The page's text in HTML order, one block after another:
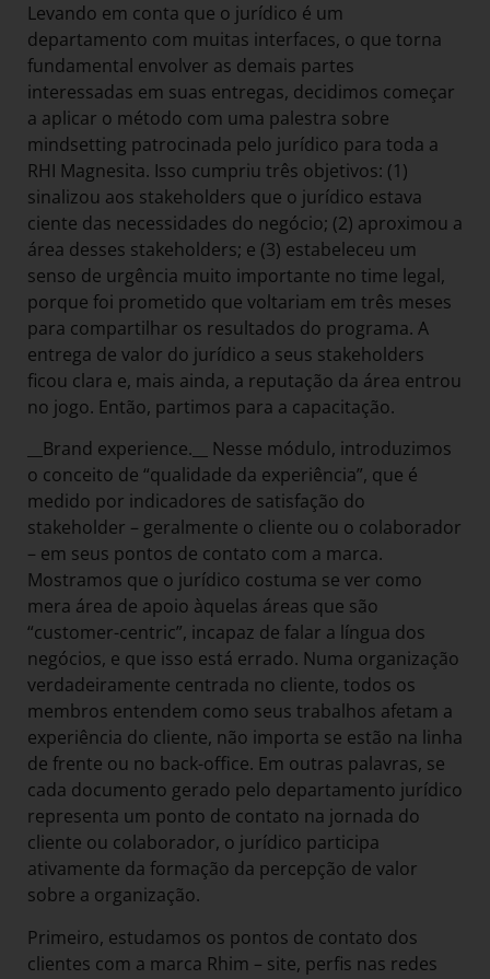
Levando em conta que o jurídico é um
departamento com muitas interfaces, o que torna
fundamental envolver as demais partes
interessadas em suas entregas, decidimos começar
a aplicar o método com uma palestra sobre
mindsetting patrocinada pelo jurídico para toda a
RHI Magnesita. Isso cumpriu três objetivos: (1)
sinalizou aos stakeholders que o jurídico estava
ciente das necessidades do negócio; (2) aproximou a
área desses stakeholders; e (3) estabeleceu um
senso de urgência muito importante no time legal,
porque foi prometido que voltariam em três meses
para compartilhar os resultados do programa. A
entrega de valor do jurídico a seus stakeholders
ficou clara e, mais ainda, a reputação da área entrou
no jogo. Então, partimos para a capacitação.
__Brand experience.__ Nesse módulo, introduzimos
o conceito de “qualidade da experiência”, que é
medido por indicadores de satisfação do
stakeholder – geralmente o cliente ou o colaborador
– em seus pontos de contato com a marca.
Mostramos que o jurídico costuma se ver como
mera área de apoio àquelas áreas que são
“customer-centric”, incapaz de falar a língua dos
negócios, e que isso está errado. Numa organização
verdadeiramente centrada no cliente, todos os
membros entendem como seus trabalhos afetam a
experiência do cliente, não importa se estão na linha
de frente ou no back-office. Em outras palavras, se
cada documento gerado pelo departamento jurídico
representa um ponto de contato na jornada do
cliente ou colaborador, o jurídico participa
ativamente da formação da percepção de valor
sobre a organização.
Primeiro, estudamos os pontos de contato dos
clientes com a marca Rhim – site, perfis nas redes